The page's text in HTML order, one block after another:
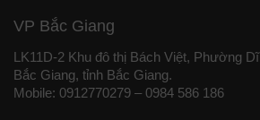
VP Bắc Giang
LK11D-2 Khu đô thị Bách Việt, Phường
Bắc Giang, tỉnh Bắc Giang.
Mobile: 0912770279 – 0984 586 186